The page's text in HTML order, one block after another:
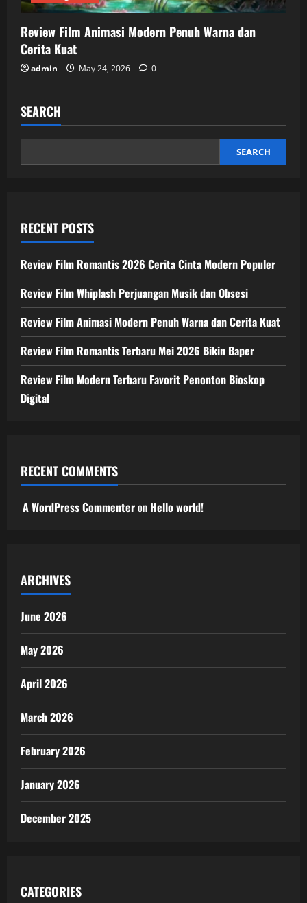
Review Film Animasi Modern Penuh Warna dan
Cerita Kuat
admin May 24, 2026 0
SEARCH
SEARCH
RECENT POSTS
Review Film Romantis 2026 Cerita Cinta Modern Populer
Review Film Whiplash Perjuangan Musik dan Obsesi
Review Film Animasi Modern Penuh Warna dan Cerita Kuat
Review Film Romantis Terbaru Mei 2026 Bikin Baper
Review Film Modern Terbaru Favorit Penonton Bioskop
Digital
RECENT COMMENTS
A WordPress Commenteron Hello world!
ARCHIVES
June 2026
May 2026
April 2026
March 2026
February 2026
January 2026
December 2025
CATEGORIES